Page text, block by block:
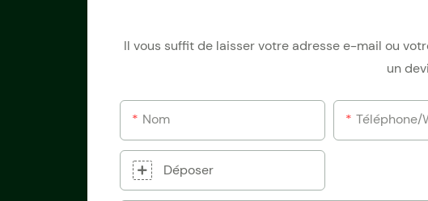
Il vous suffit de laisser votre adresse e-mail ou
un
Nom Téléphone/
Déposer